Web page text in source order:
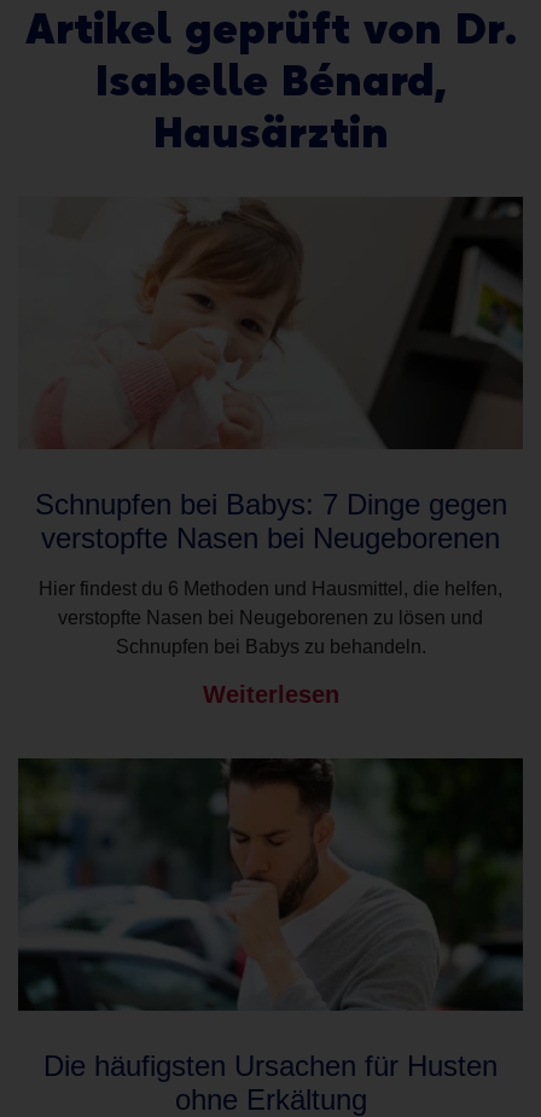
Artikel geprüft von Dr.
Isabelle Bénard,
Hausärztin
Schnupfen bei Babys: 7 Dinge gegen
verstopfte Nasen bei Neugeborenen
Hier findest du 6 Methoden und Hausmittel, die helfen,
verstopfte Nasen bei Neugeborenen zu lösen und
Schnupfen bei Babys zu behandeln.
Weiterlesen
Die häufigsten Ursachen für Husten
ohne Erkältung